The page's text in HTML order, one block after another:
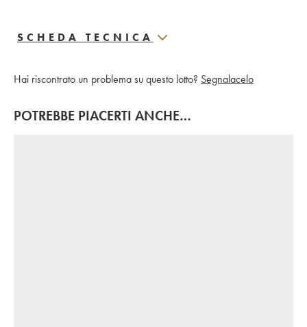
SCHEDA TECNICA
Hai riscontrato un problema su questo lotto? Segnalacelo
POTREBBE PIACERTI ANCHE…